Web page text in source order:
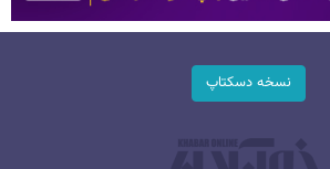
نسخه دسکتاپ